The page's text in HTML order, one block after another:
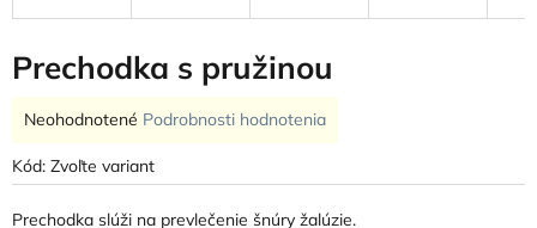
Prechodka s pružinou
Kód: Zvoľte variant
Prechodka slúži na prevlečenie šnúry žalúzie.
Priemerné
produktu
je
Neohodnotené Podrobnosti hodnotenia